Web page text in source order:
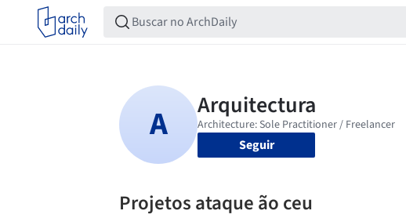
Seguir
Projetos ataque ão ceu